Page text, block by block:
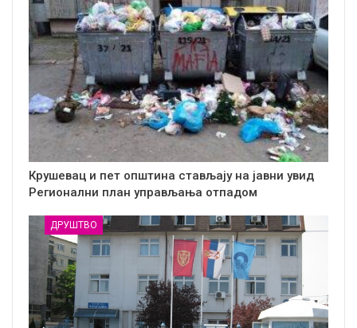
Крушевац и пет општина стављају на јавни увид
Регионални план управљања отпадом
ДРУШТВО